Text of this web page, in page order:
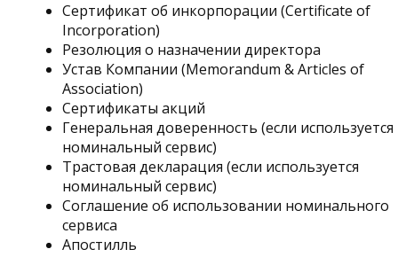
Сертификат об инкорпорации (Certificate of
Incorporation)
Резолюция о назначении директора
Устав Компании (Memorandum & Articles of
Association)
Сертификаты акций
Генеральная доверенность (если используется
номинальный сервис)
Трастовая декларация (если используется
номинальный сервис)
Соглашение об использовании номинального
сервиса
Апостилль